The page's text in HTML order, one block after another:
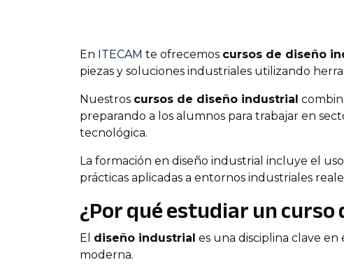
En ITECAM te ofrecemos cursos de diseño
piezas y soluciones industriales utilizando
Nuestros cursos de diseño industrial
preparando a los alumnos para trabajar en
tecnológica.
La formación en diseño industrial incluye el
prácticas aplicadas a entornos industriales
¿Por qué estudiar un
El diseño industrial es una disciplina clave
moderna.